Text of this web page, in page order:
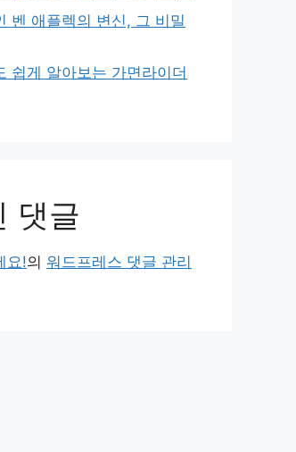
벤 애플렉의 변신, 그 비밀
쉽게 알아보는 가면라이더
댓글
요!의 워드프레스 댓글 관리